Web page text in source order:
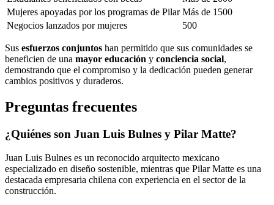
Mujeres apoyadas por los programas de Pilar Más de 1500
Negocios lanzados por mujeres
500
Sus esfuerzos conjuntos han permitido que sus comunidades se
beneficien de una mayor educación y conciencia social,
demostrando que el compromiso y la dedicación pueden generar
cambios positivos y duraderos.
Preguntas frecuentes
¿Quiénes son Juan Luis Bulnes y Pilar Matte?
Juan Luis Bulnes es un reconocido arquitecto mexicano
especializado en diseño sostenible, mientras que Pilar Matte es una
destacada empresaria chilena con experiencia en el sector de la
construcción.